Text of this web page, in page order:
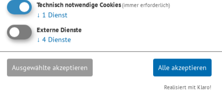
Technisch notwendige Cookies(immer erforderlich)
↓ 1 Dienst
Externe Dienste
↓ 4 Dienste
Ausgewählte akzeptieren Alle akzeptieren
Realisiert mit Klaro!